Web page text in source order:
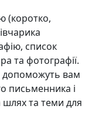
(коротко,
список
та фотографії.
допоможуть вам
письменника і
шлях та теми для